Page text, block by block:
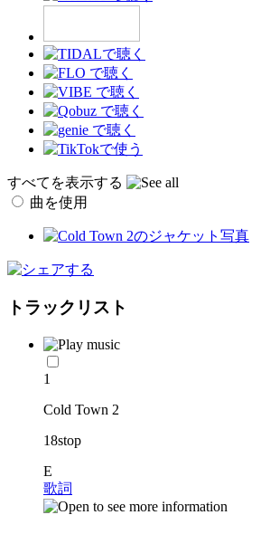
すべてを表示する
曲を使用
トラックリスト
1
Cold Town 2
18stop
E
歌詞